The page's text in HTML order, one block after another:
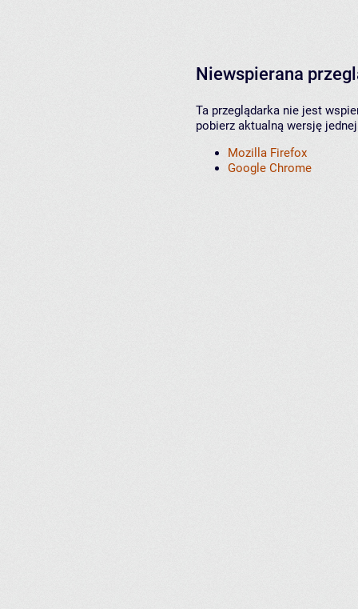
Niewspierana
Ta przeglądarka nie jest
pobierz aktualną wersję
Mozilla Firefox
Google Chrome